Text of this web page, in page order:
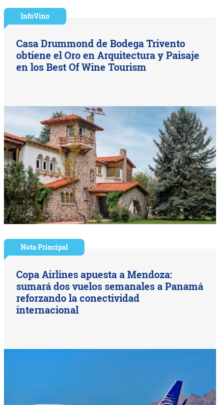
InfoVino
Casa Drummond de Bodega Trivento
obtiene el Oro en Arquitectura y Paisaje
en los Best Of Wine Tourism
Nota Principal
Copa Airlines apuesta a Mendoza:
sumará dos vuelos semanales a Panamá
reforzando la conectividad
internacional